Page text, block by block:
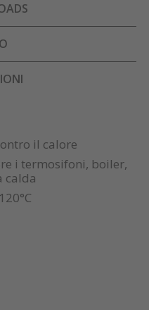
il calore
i termosifoni, boiler,
calda